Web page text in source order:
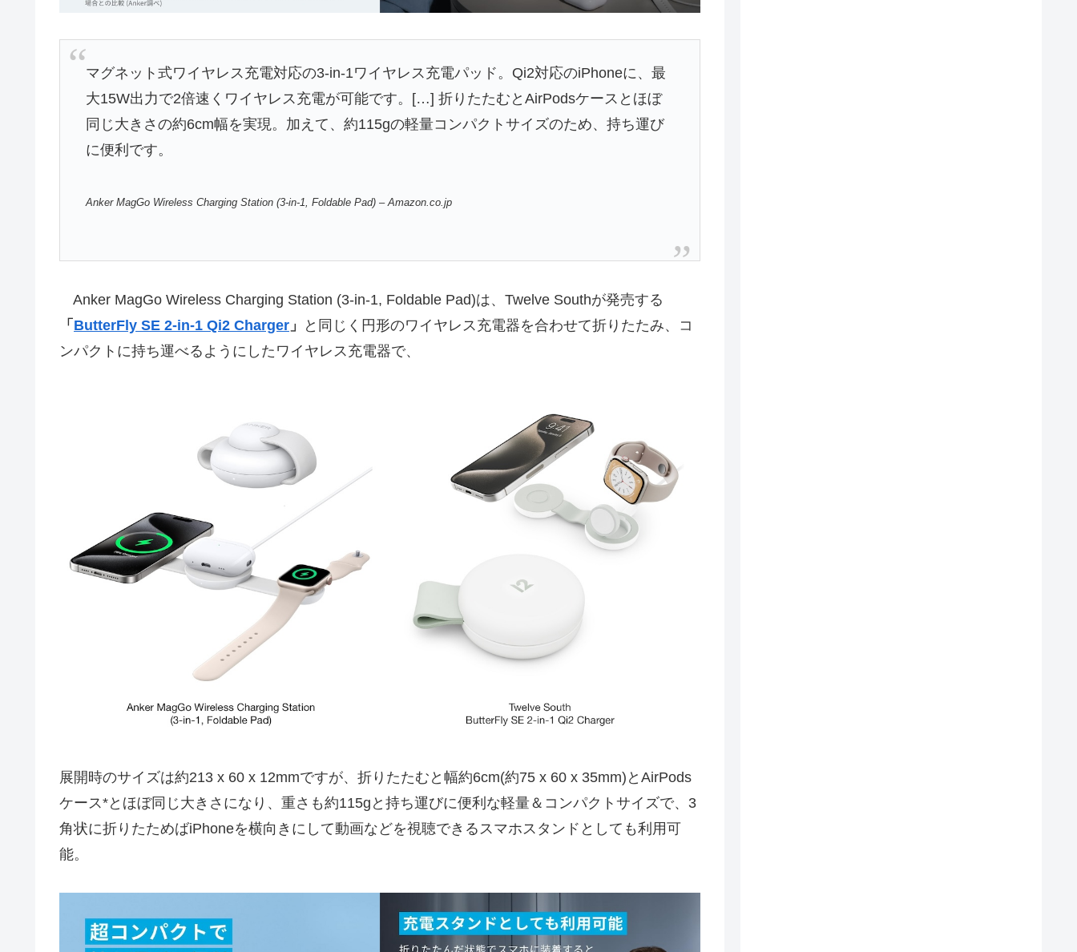
マグネット式ワイヤレス充電対応の3-in-1ワイヤレス充電パッド。Qi2対応のiPhoneに、最
大15W出力で2倍速くワイヤレス充電が可能です。[…] 折りたたむとAirPodsケースとほぼ
同じ大きさの約6cm幅を実現。加えて、約115gの軽量コンパクトサイズのため、持ち運び
に便利です。
Anker MagGo Wireless Charging Station (3-in-1, Foldable Pad) – Amazon.co.jp
Anker MagGo Wireless Charging Station (3-in-1, Foldable Pad)は、Twelve Southが発売する
「 ButterFly SE 2-in-1 Qi2 Charger 」
と同じく円形のワイヤレス充電器を合わせて折りたたみ、コ
ンパクトに持ち運べるようにしたワイヤレス充電器で、
展開時のサイズは約213 x 60 x 12mmですが、折りたたむと幅約6cm(約75 x 60 x 35mm)とAirPods
ケース*とほぼ同じ大きさになり、重さも約115gと持ち運びに便利な軽量＆コンパクトサイズで、3
角状に折りたためばiPhoneを横向きにして動画などを視聴できるスマホスタンドとしても利用可
能。